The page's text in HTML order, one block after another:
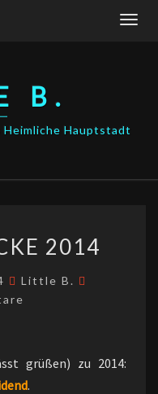
B.
Hauptstadt
2014
Little B.
grüßen) zu 2014:
.